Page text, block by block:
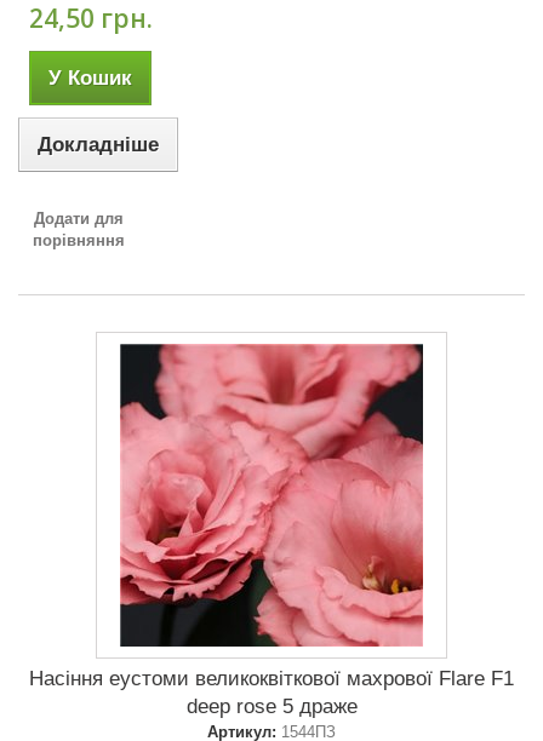
24,50 грн.
У Кошик
Докладніше
Додати для
порівняння
Насіння еустоми великоквіткової махрової Flare F1
deep rose 5 драже
Артикул: 1544ПЗ